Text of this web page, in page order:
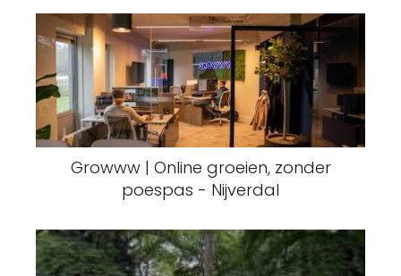
Growww | Online groeien, zonder
poespas - Nijverdal